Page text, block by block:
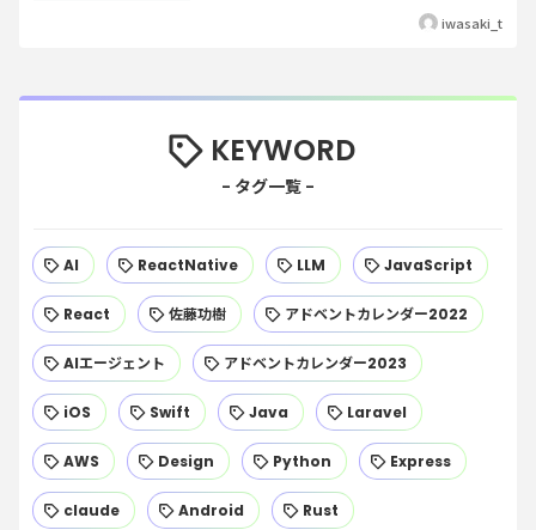
iwasaki_t
KEYWORD
AI ReactNative LLM JavaScript
React 佐藤功樹 アドベントカレンダー2022
AIエージェント アドベントカレンダー2023
iOS Swift Java Laravel
AWS Design Python Express
claude Android Rust